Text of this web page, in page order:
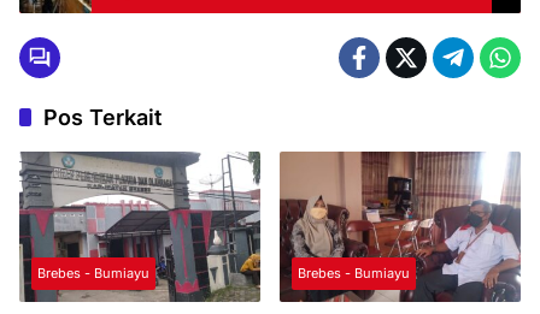
Pos Terkait
Brebes - Bumiayu Brebes - Bumiayu